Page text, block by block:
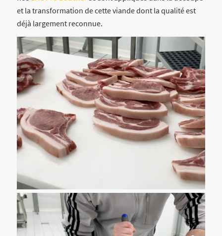
et la transformation de cette viande dont la qualité est
déjà largement reconnue.